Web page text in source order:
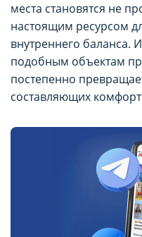
места становятся не
настоящим ресурсом
внутреннего баланса.
подобным объектам
постепенно
составляющих